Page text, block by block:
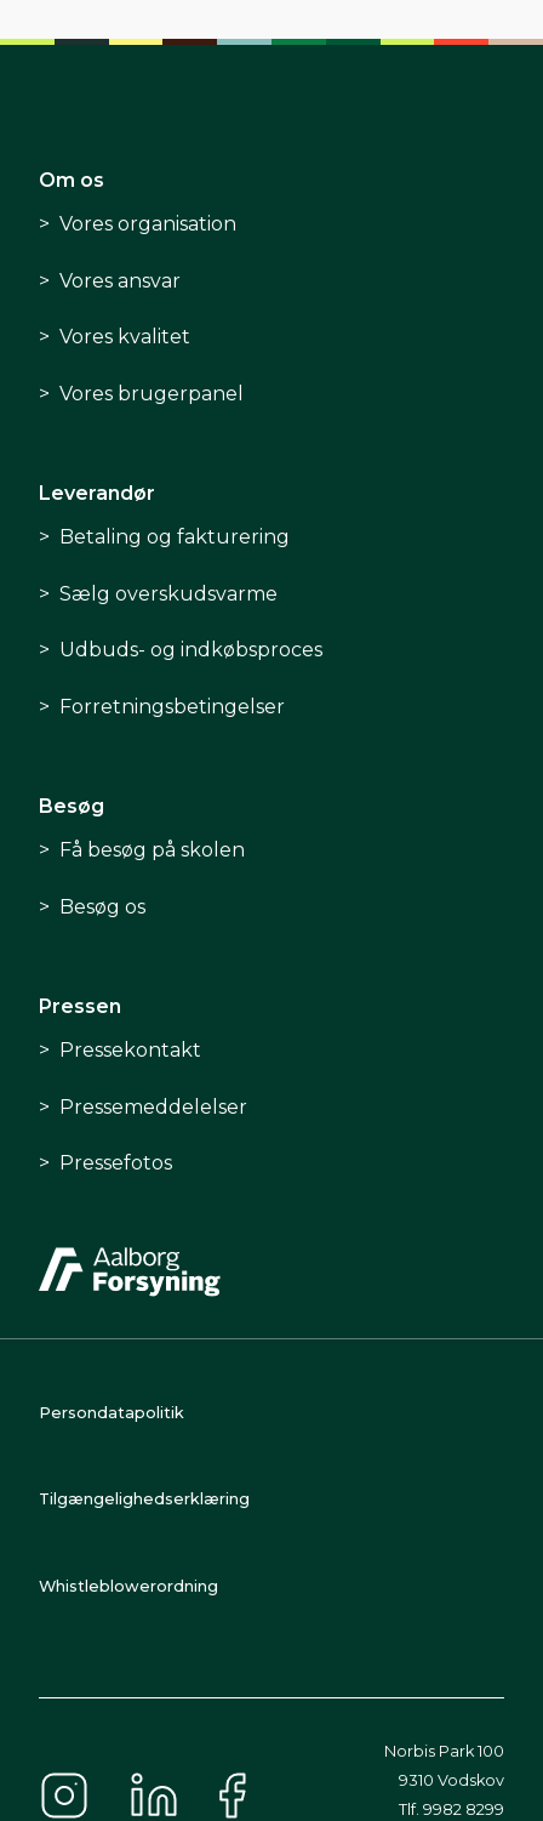
Om os
Vores organisation
Vores ansvar
Vores kvalitet
Vores brugerpanel
Leverandør
Betaling og fakturering
Sælg overskudsvarme
Udbuds- og indkøbsproces
Forretningsbetingelser
Besøg
Få besøg på skolen
Besøg os
Pressen
Pressekontakt
Pressemeddelelser
Pressefotos
Persondatapolitik
Tilgængelighedserklæring
Whistleblowerordning
Norbis Park 100
9310 Vodskov
Tlf. 9982 8299